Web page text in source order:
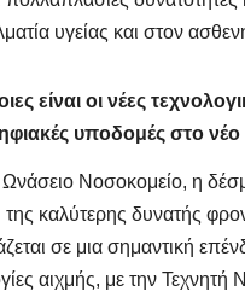
υγείας και στον
είναι οι νέες
υποδομές στο
Ωνάσειο Νοσοκομείο, η
καλύτερης δυνατής
σε μια σημαντική
αιχμής, με την